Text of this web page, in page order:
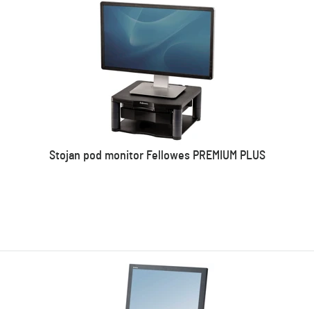
Stojan pod monitor Fellowes PREMIUM PLUS